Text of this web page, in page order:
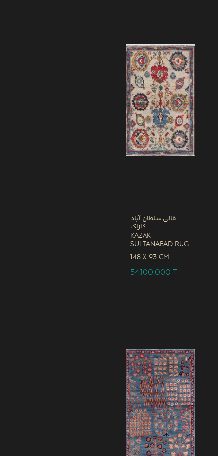
قالی سلطان آباد
کازاک
Kazak
Sultanabad Rug
148 x 93 CM
54,100,000T